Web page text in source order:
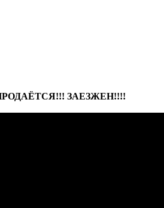
ЗАЕЗЖЕН!!!!